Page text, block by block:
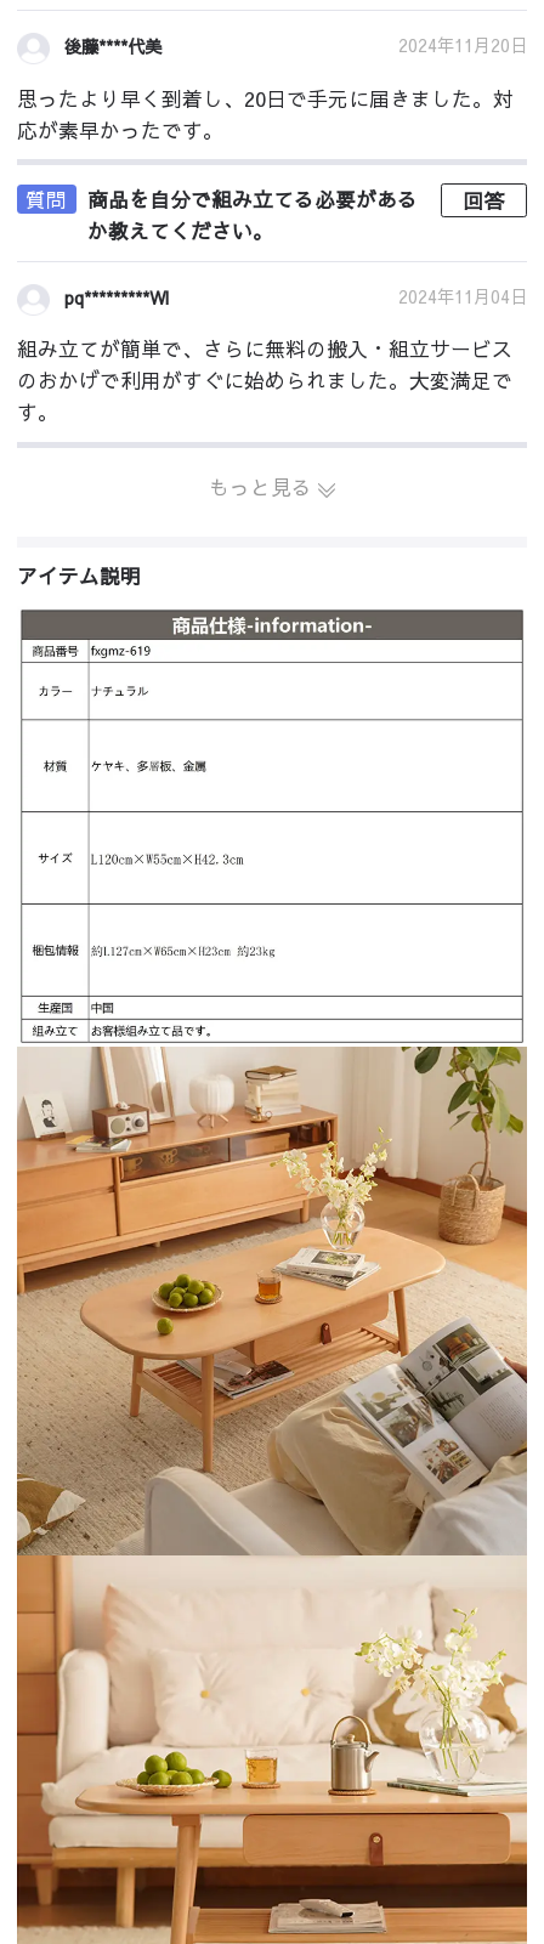
後藤****代美 2024年11月20日
思ったより早く到着し、20日で手元に届きました。対
応が素早かったです。
質問
商品を自分で組み立てる必要がある
か教えてください。
回答
pq*********Wl 2024年11月04日
組み立てが簡単で、さらに無料の搬入・組立サービス
のおかげで利用がすぐに始められました。大変満足で
す。
もっと見る
アイテム説明